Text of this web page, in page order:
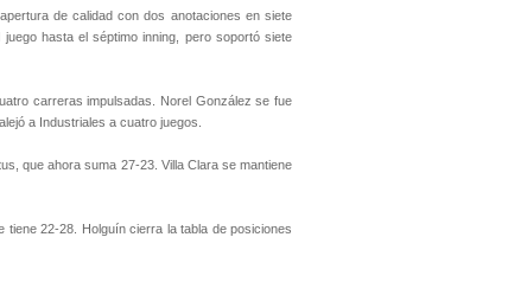
de calidad con dos anotaciones en siete
hasta el séptimo inning, pero soportó siete
carreras impulsadas. Norel González se fue
a Industriales a cuatro juegos.
que ahora suma 27-23. Villa Clara se mantiene
22-28. Holguín cierra la tabla de posiciones